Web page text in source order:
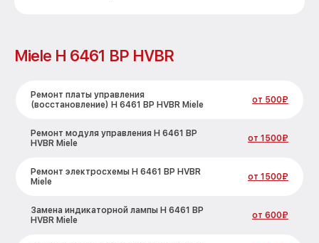
Miele H 6461 BP HVBR
Ремонт платы управления
(восстановление) H 6461 BP HVBR Miele
от 500₽
Ремонт модуля управления H 6461 BP
HVBR Miele
от 1500₽
Ремонт электросхемы H 6461 BP HVBR
Miele
от 1500₽
Замена индикаторной лампы H 6461 BP
HVBR Miele
от 600₽